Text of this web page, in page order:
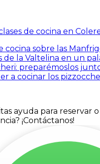
de cocina en
cocina sobre las
de la Valtelina en un
preparémoslos
a cocinar los
ayuda para reservar
¡Contáctanos!